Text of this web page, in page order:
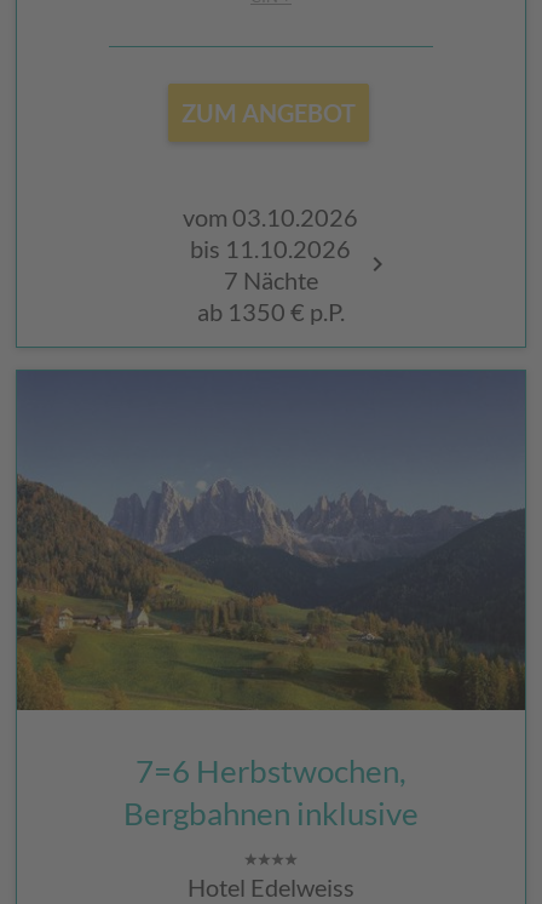
ZUM ANGEBOT
vom 03.10.2026
bis 11.10.2026
7 Nächte
ab1350 € p.P.
7=6 Herbstwochen,
Bergbahnen inklusive
Hotel Edelweiss